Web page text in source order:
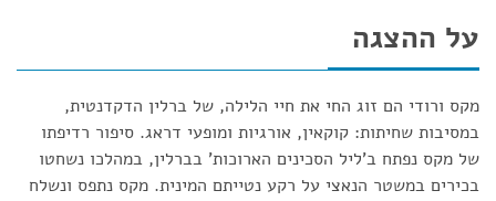
על ההצגה
מקס ורודי הם זוג החי את חיי הלילה, של ברלין הדקדנטית,
במסיבות שחיתות: קוקאין, אורגיות ומופעי דראג. סיפור רדיפתו
של מקס נפתח ב'ליל הסכינים הארוכות' בברלין, במהלכו נשחטו
בכירים במשטר הנאצי על רקע נטייתם המינית. מקס נתפס ונשלח